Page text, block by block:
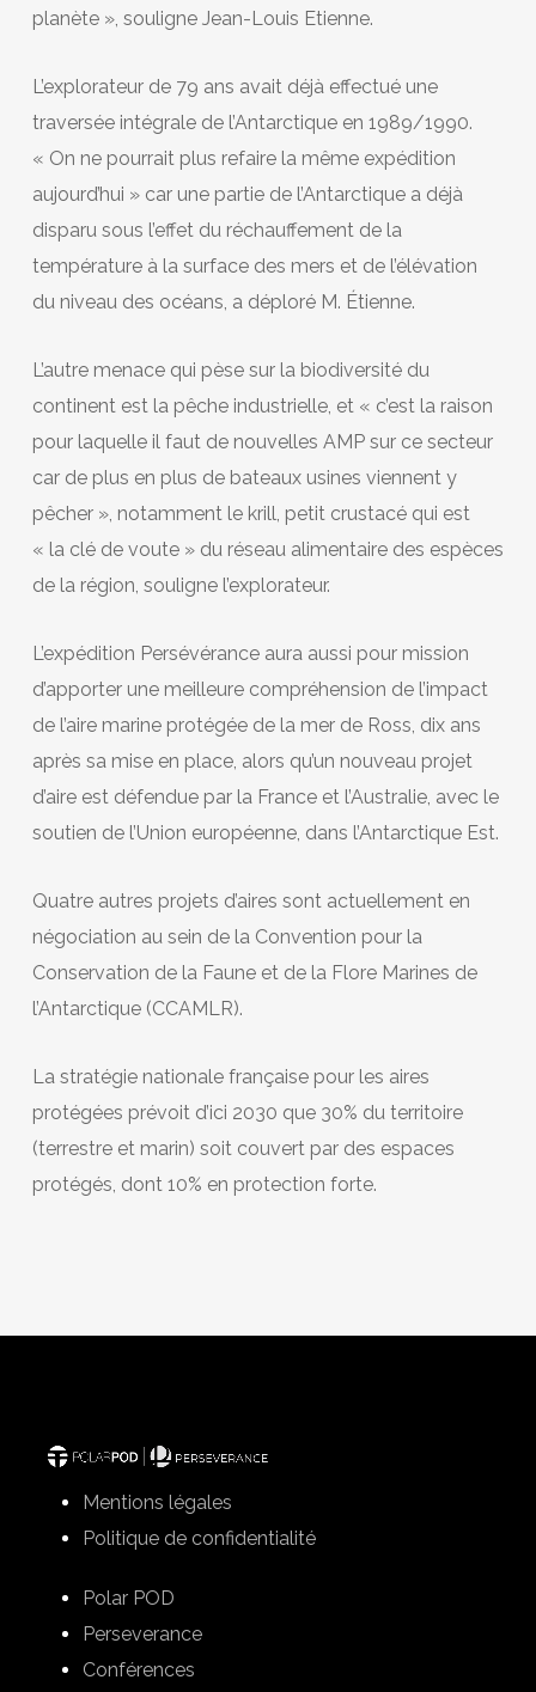
planète », souligne Jean-Louis Etienne.
L’explorateur de 79 ans avait déjà effectué une
traversée intégrale de l’Antarctique en 1989/1990.
« On ne pourrait plus refaire la même expédition
aujourd’hui » car une partie de l’Antarctique a déjà
disparu sous l’effet du réchauffement de la
température à la surface des mers et de l’élévation
du niveau des océans, a déploré M. Étienne.
L’autre menace qui pèse sur la biodiversité du
continent est la pêche industrielle, et « c’est la raison
pour laquelle il faut de nouvelles AMP sur ce secteur
car de plus en plus de bateaux usines viennent y
pêcher », notamment le krill, petit crustacé qui est
« la clé de voute » du réseau alimentaire des espèces
de la région, souligne l’explorateur.
L’expédition Persévérance aura aussi pour mission
d’apporter une meilleure compréhension de l’impact
de l’aire marine protégée de la mer de Ross, dix ans
après sa mise en place, alors qu’un nouveau projet
d’aire est défendue par la France et l’Australie, avec le
soutien de l’Union européenne, dans l’Antarctique Est.
Quatre autres projets d’aires sont actuellement en
négociation au sein de la Convention pour la
Conservation de la Faune et de la Flore Marines de
l’Antarctique (CCAMLR).
La stratégie nationale française pour les aires
protégées prévoit d’ici 2030 que 30% du territoire
(terrestre et marin) soit couvert par des espaces
protégés, dont 10% en protection forte.
Mentions légales
Politique de confidentialité
Polar POD
Perseverance
Conférences